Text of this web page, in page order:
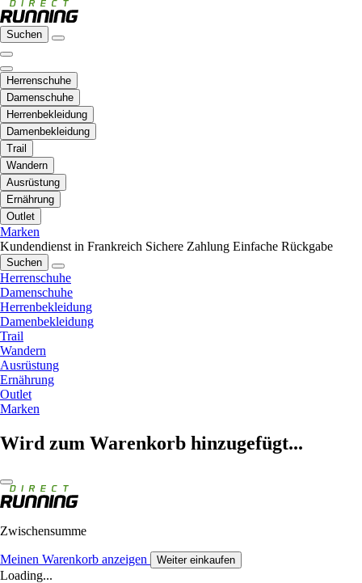
Suchen
Herrenschuhe
Damenschuhe
Herrenbekleidung
Damenbekleidung
Trail
Wandern
Ausrüstung
Ernährung
Outlet
Marken
Kundendienst in Frankreich Sichere Zahlung Einfache Rückgabe
Suchen
Herrenschuhe
Damenschuhe
Herrenbekleidung
Damenbekleidung
Trail
Wandern
Ausrüstung
Ernährung
Outlet
Marken
Wird zum Warenkorb hinzugefügt...
Zwischensumme
Meinen Warenkorb anzeigen Weiter einkaufen
Loading...